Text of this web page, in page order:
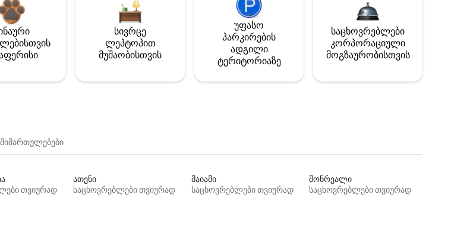
სივრცე
ლეპტოპით
მუშაობისთვის
უფასო
პარკირების
ადგილი
ტერიტორიაზე
საცხოვრებლები
კორპორაციული
მოგზაურობისთვის
თვიურად
ათენი
საცხოვრებლები თვიურად
მაიამი
საცხოვრებლები თვიურად
მონრეალი
საცხოვრებლები თვიურად